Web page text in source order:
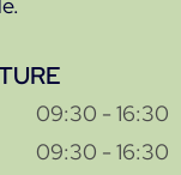
09:30 - 16:30
09:30 - 16:30